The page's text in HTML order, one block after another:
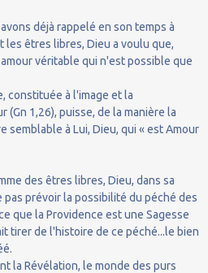
déjà rappelé en son temps à
les êtres libres, Dieu a voulu que,
véritable qui n'est possible que
constituée à l'image et la
(Gn 1,26), puisse, de la manière la
semblable à Lui, Dieu, qui « est Amour
des êtres libres, Dieu, dans sa
pas prévoir la possibilité du péché des
que la Providence est une Sagesse
tirer de l'histoire de ce péché...le bien
la Révélation, le monde des purs